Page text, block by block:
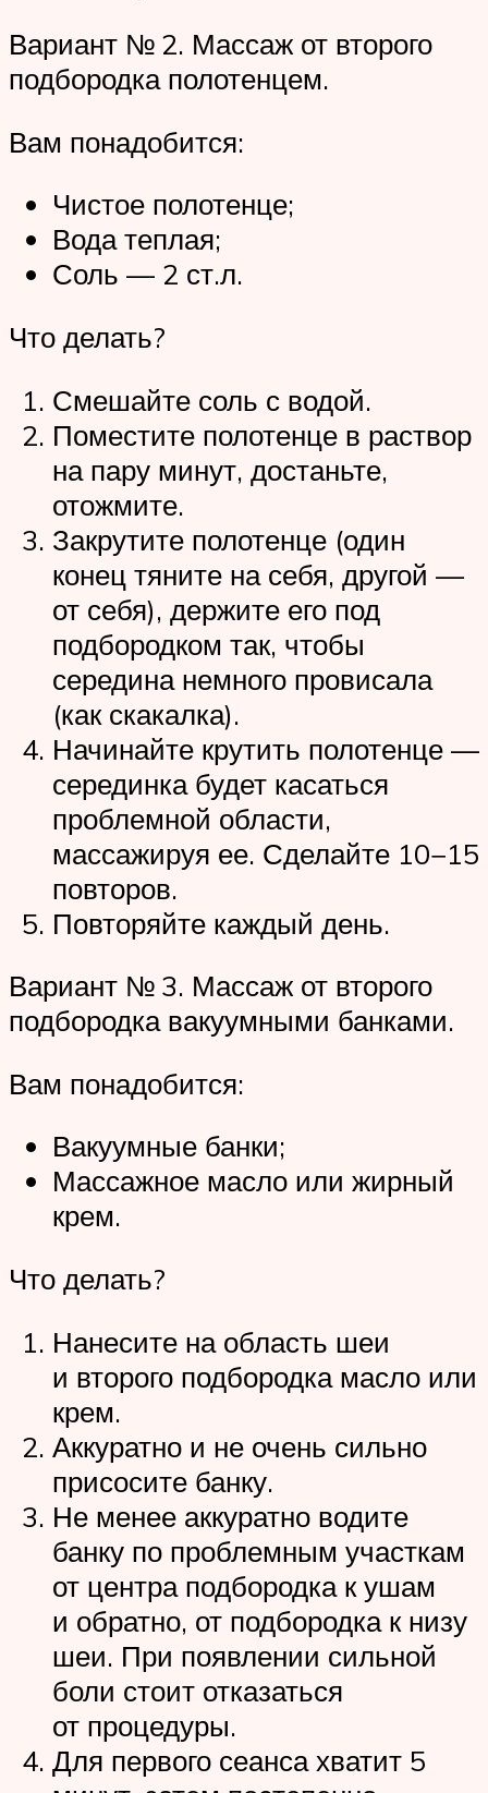
Вариант № 2. Массаж от второго
подбородка полотенцем.
Вам понадобится:
Чистое полотенце;
Вода теплая;
Соль — 2 ст.л.
Что делать?
Смешайте соль с водой.
Поместите полотенце в раствор
на пару минут, достаньте,
отожмите.
Закрутите полотенце (один
конец тяните на себя, другой —
от себя), держите его под
подбородком так, чтобы
середина немного провисала
(как скакалка).
Начинайте крутить полотенце —
серединка будет касаться
проблемной области,
массажируя ее. Сделайте 10−15
повторов.
Повторяйте каждый день.
Вариант № 3. Массаж от второго
подбородка вакуумными банками.
Вам понадобится:
Вакуумные банки;
Массажное масло или жирный
крем.
Что делать?
Нанесите на область шеи
и второго подбородка масло или
крем.
Аккуратно и не очень сильно
присосите банку.
Не менее аккуратно водите
банку по проблемным участкам
от центра подбородка к ушам
и обратно, от подбородка к низу
шеи. При появлении сильной
боли стоит отказаться
от процедуры.
Для первого сеанса хватит 5